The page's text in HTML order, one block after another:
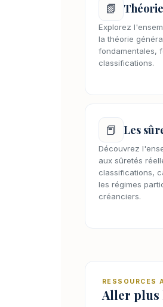
📗
Explorez
la théorie
fondamentales,
classifications.
📕 Les
Découvrez
aux sûretés
classifications,
les régimes
créanciers.
RESSOURCES
Aller plus